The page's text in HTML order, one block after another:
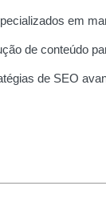
em
de conteúdo
de SEO